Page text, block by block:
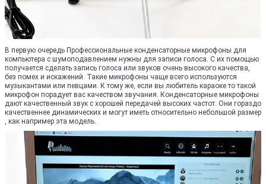
В первую очередь Профессиональные конденсаторные микрофоны для
компьютера с шумоподавлением нужны для записи голоса. С их помощью
получается сделать запись голоса или звуков очень высокого качества,
без помех и искажений. Такие микрофоны чаще всего используются
музыкантами или певцами. К тому же, если вы любитель караоке то такой
микрофон порадует вас качеством звучания. Конденсаторные микрофоны
дают качественный звук с хорошей передачей высоких частот. Они гораздо
качественнее динамических и могут иметь относительно небольшой размер
, как например эта модель.